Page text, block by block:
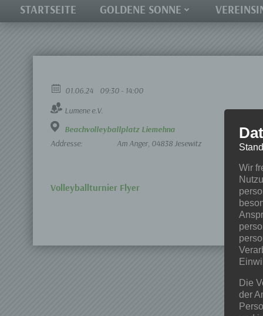
STARTSEITE GOLDENE SONNE
01.06.24
09:30 - 14:00
Lumene e.V.
Beachvolleyballplatz Liemehna
Addresse:
Am Anger, 04838 Jesewitz
Volleyballturnier Flyer
Wir
Die
der